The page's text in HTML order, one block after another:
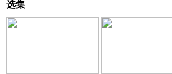
选集